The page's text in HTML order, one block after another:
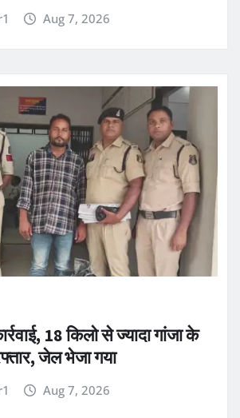
Aug 7, 2026
18 किलो से ज्यादा गांजा के
जेल भेजा गया
Aug 7, 2026